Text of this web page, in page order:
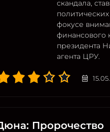
скандала,
фокусе
финансового
президента
агента ЦРУ.
Пророчество